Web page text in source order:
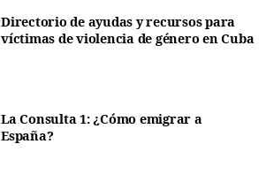
Directorio de ayudas y recursos para
víctimas de violencia de género en Cuba
La Consulta 1: ¿Cómo emigrar a
España?